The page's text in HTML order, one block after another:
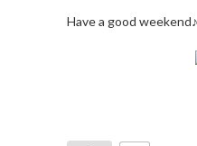
Have a good weekend♪